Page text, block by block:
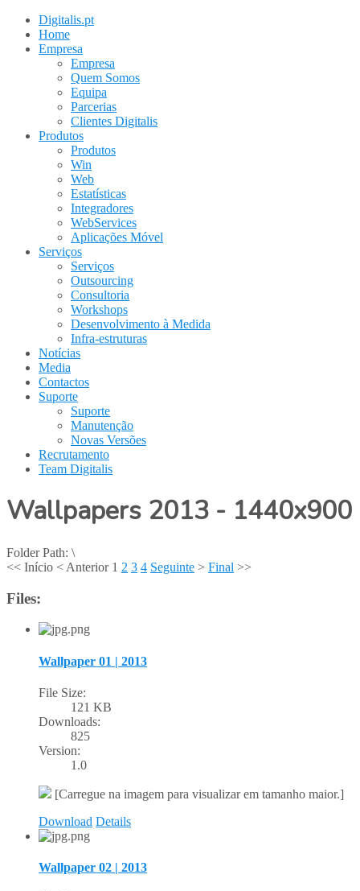
Digitalis.pt
Home
Empresa
Empresa
Quem Somos
Equipa
Parcerias
Clientes Digitalis
Produtos
Produtos
Win
Web
Estatísticas
Integradores
WebServices
Aplicações Móvel
Serviços
Serviços
Outsourcing
Consultoria
Workshops
Desenvolvimento à Medida
Infra-estruturas
Notícias
Media
Contactos
Suporte
Suporte
Manutenção
Novas Versões
Recrutamento
Team Digitalis
Wallpapers 2013 - 1440x900
Folder Path: \
<< Início < Anterior 1 2 3 4 Seguinte > Final >>
Files:
Wallpaper 01 | 2013
File Size:
121 KB
Downloads:
825
Version:
1.0
[Carregue na imagem para visualizar em tamanho maior.]
Download Details
Wallpaper 02 | 2013